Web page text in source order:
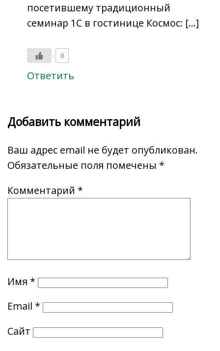
посетившему традиционный
семинар 1С в гостинице Космос: […]
0
Ответить
Добавить комментарий
Ваш адрес email не будет опубликован.
Обязательные поля помечены *
Комментарий *
Имя *
Email *
Сайт